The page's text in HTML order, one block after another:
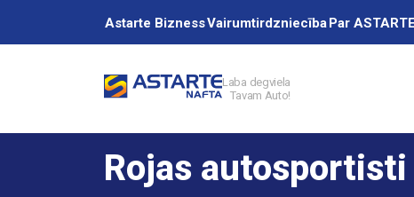
Astarte BiznessVairumtirdzniecībaPar ASTARTE
Laba degviela
Tavam Auto!
Uzpildes stacijas
Rojas